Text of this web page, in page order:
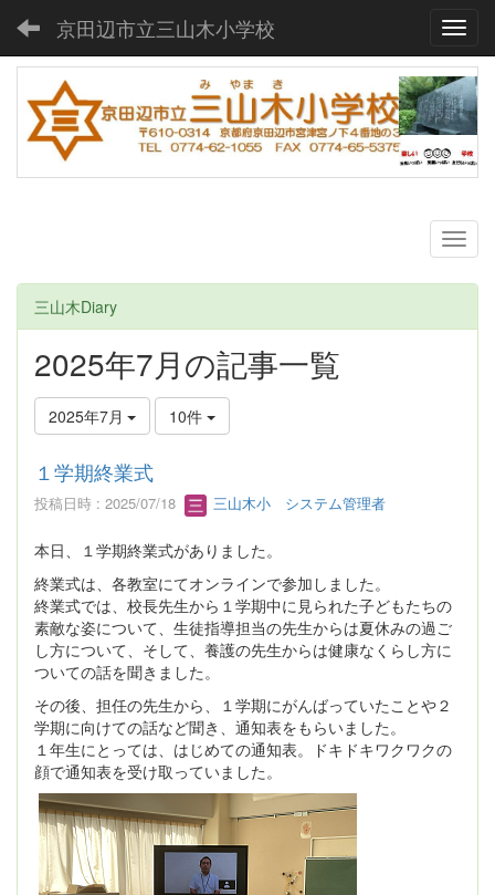
京田辺市立三山木小学校
三山木Diary
2025年7月の記事一覧
2025年7月 10件
１学期終業式
投稿日時 : 2025/07/18 三山木小 システム管理者
本日、１学期終業式がありました。
終業式は、各教室にてオンラインで参加しました。
終業式では、校長先生から１学期中に見られた子どもたちの
素敵な姿について、生徒指導担当の先生からは夏休みの過ご
し方について、そして、養護の先生からは健康なくらし方に
ついての話を聞きました。
その後、担任の先生から、１学期にがんばっていたことや２
学期に向けての話など聞き、通知表をもらいました。
１年生にとっては、はじめての通知表。ドキドキワクワクの
顔で通知表を受け取っていました。